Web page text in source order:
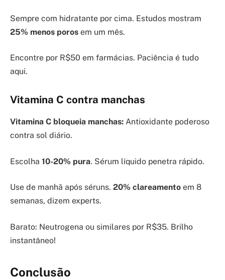
Sempre com hidratante por cima. Estudos mostram
25% menos poros em um mês.
Encontre por R$50 em farmácias. Paciência é tudo
aqui.
Vitamina C contra manchas
Vitamina C bloqueia manchas: Antioxidante poderoso
contra sol diário.
Escolha 10-20% pura. Sérum líquido penetra rápido.
Use de manhã após séruns. 20% clareamento em 8
semanas, dizem experts.
Barato: Neutrogena ou similares por R$35. Brilho
instantâneo!
Conclusão